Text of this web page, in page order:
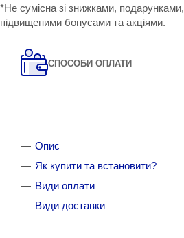
*Не сумісна зі знижками, подарунками,
підвищеними бонусами та акціями.
СПОСОБИ ОПЛАТИ
Опис
Як купити та встановити?
Види оплати
Види доставки